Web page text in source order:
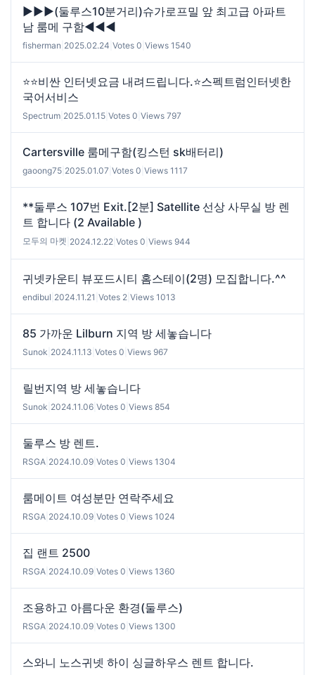
▶▶▶(둘루스10분거리)슈가로프밀 앞 최고급 아파트
남 룸메 구함◀◀◀
fisherman 2025.02.24 Votes 0 Views 1540
⭐️⭐️비싼 인터넷요금 내려드립니다.⭐️스펙트럼인터넷한
국어서비스
Spectrum 2025.01.15 Votes 0 Views 797
Cartersville 룸메구함(킹스턴 sk배터리)
gaoong75 2025.01.07 Votes 0 Views 1117
**둘루스 107번 Exit.[2분] Satellite 선상 사무실 방 렌
트 합니다 (2 Available )
모두의 마켓 2024.12.22 Votes 0 Views 944
귀넷카운티 뷰포드시티 홈스테이(2명) 모집합니다.^^
endibul 2024.11.21 Votes 2 Views 1013
85 가까운 Lilburn 지역 방 세놓습니다
Sunok 2024.11.13 Votes 0 Views 967
릴번지역 방 세놓습니다
Sunok 2024.11.06 Votes 0 Views 854
둘루스 방 렌트.
RSGA 2024.10.09 Votes 0 Views 1304
룸메이트 여성분만 연락주세요
RSGA 2024.10.09 Votes 0 Views 1024
집 랜트 2500
RSGA 2024.10.09 Votes 0 Views 1360
조용하고 아름다운 환경(둘루스)
RSGA 2024.10.09 Votes 0 Views 1300
스와니 노스귀넷 하이 싱글하우스 렌트 합니다.